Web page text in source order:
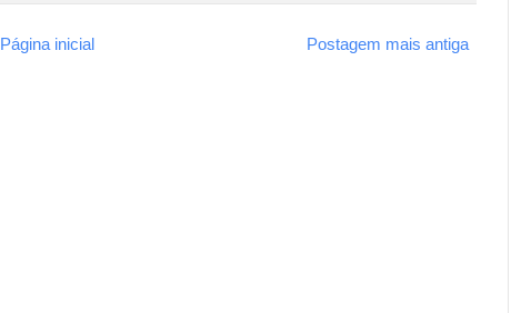
Postagem mais antiga
Página inicial